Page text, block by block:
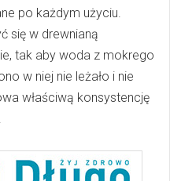
po każdym użyciu.
się w drewnianą
tak aby woda z mokrego
w niej nie leżało i nie
właściwą konsystencję